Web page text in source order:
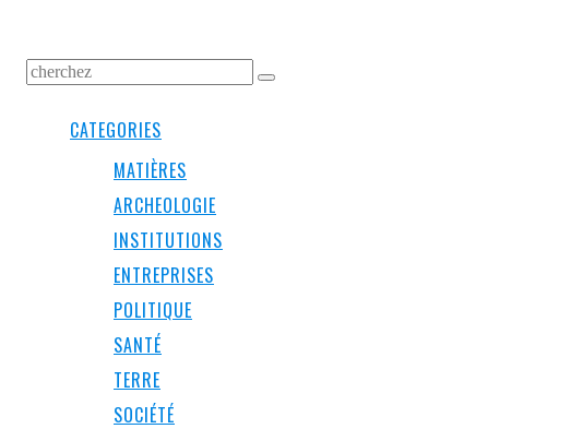
CATEGORIES
MATIÈRES
ARCHEOLOGIE
INSTITUTIONS
ENTREPRISES
POLITIQUE
SANTÉ
TERRE
SOCIÉTÉ